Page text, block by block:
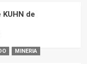
de
MINERIA